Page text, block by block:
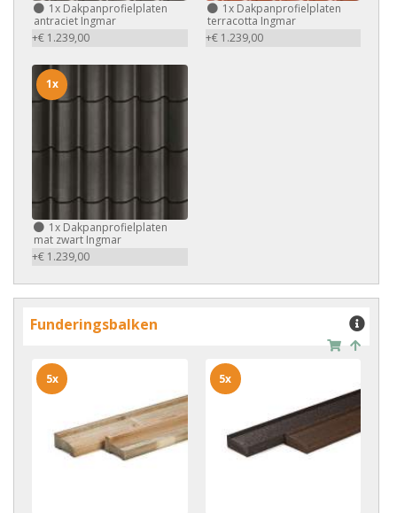
1x Dakpanprofielplaten
antraciet Ingmar
+€ 1.239,00
1xDakpanprofielplaten
terracotta Ingmar
+€ 1.239,00
1x Dakpanprofielplaten
mat zwart Ingmar
+€ 1.239,00
1x
Funderingsbalken
5x 5x